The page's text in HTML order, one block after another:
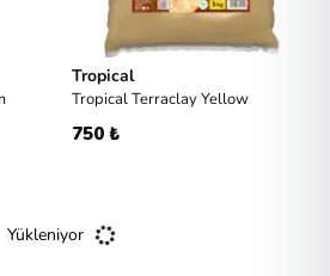
Tropical
Tropical Terraclay Yellow
750 ₺
Yükleniyor